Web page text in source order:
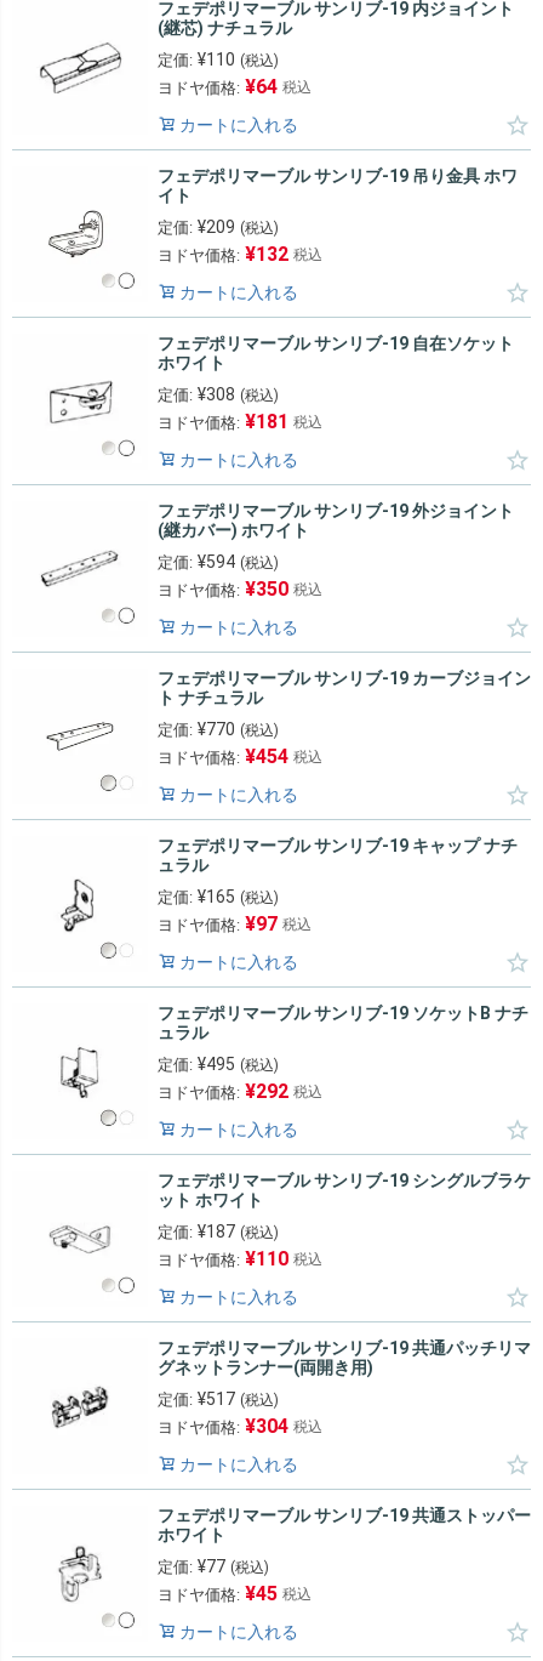
フェデポリマーブル サンリブ-19 内ジョイント
(継芯) ナチュラル
定価: ¥110 (税込)
ヨドヤ価格: ¥64 税込
カートに入れる
フェデポリマーブル サンリブ-19 吊り金具 ホワ
イト
定価: ¥209 (税込)
ヨドヤ価格: ¥132 税込
カートに入れる
フェデポリマーブル サンリブ-19 自在ソケット
ホワイト
定価: ¥308 (税込)
ヨドヤ価格: ¥181 税込
カートに入れる
フェデポリマーブル サンリブ-19 外ジョイント
(継カバー) ホワイト
定価: ¥594 (税込)
ヨドヤ価格: ¥350 税込
カートに入れる
フェデポリマーブル サンリブ-19 カーブジョイン
ト ナチュラル
定価: ¥770 (税込)
ヨドヤ価格: ¥454 税込
カートに入れる
フェデポリマーブル サンリブ-19 キャップ ナチ
ュラル
定価: ¥165 (税込)
ヨドヤ価格: ¥97 税込
カートに入れる
フェデポリマーブル サンリブ-19 ソケットB ナチ
ュラル
定価: ¥495 (税込)
ヨドヤ価格: ¥292 税込
カートに入れる
フェデポリマーブル サンリブ-19 シングルブラケ
ット ホワイト
定価: ¥187 (税込)
ヨドヤ価格: ¥110 税込
カートに入れる
フェデポリマーブル サンリブ-19 共通パッチリマ
グネットランナー(両開き用)
定価: ¥517 (税込)
ヨドヤ価格: ¥304 税込
カートに入れる
フェデポリマーブル サンリブ-19 共通ストッパー
ホワイト
定価: ¥77 (税込)
ヨドヤ価格: ¥45 税込
カートに入れる